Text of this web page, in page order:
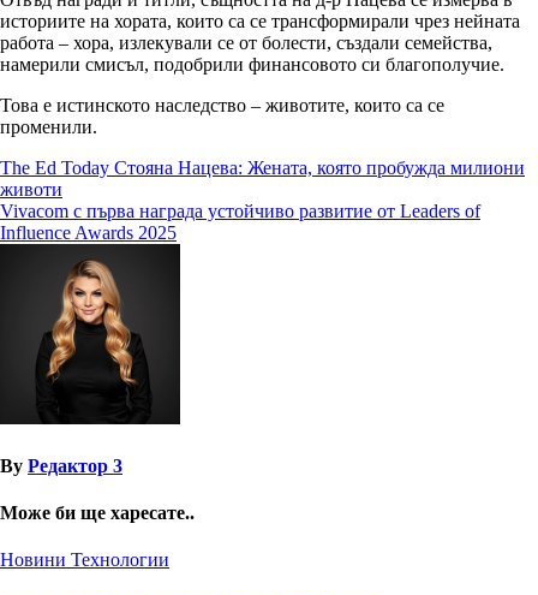
историите на хората, които са се трансформирали чрез нейната
работа – хора, излекували се от болести, създали семейства,
намерили смисъл, подобрили финансовото си благополучие.
Това е истинското наследство – животите, които са се
променили.
Навигация
The Ed Today Стояна Нацева: Жената, която пробужда милиони
животи
Vivacom с първа награда устойчиво развитие от Leaders of
Influence Awards 2025
By Редактор 3
Може би ще харесате..
Новини Технологии